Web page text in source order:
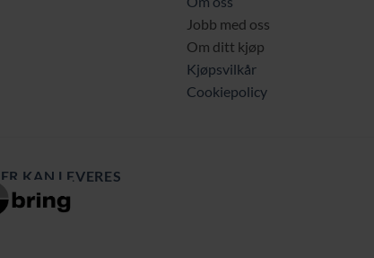
Jobb med oss
Om ditt kjøp
Kjøpsvilkår
Cookiepolicy
KAN LEVERES